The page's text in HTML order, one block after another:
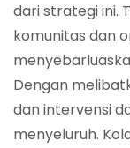
dari strategi ini.
komunitas dan
Dengan
dan intervensi
menyeluruh.